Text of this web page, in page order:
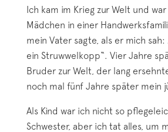
Ich kam im Krieg zur Welt und
Mädchen in einer
mein Vater sagte, als er mich sah:
ein Struwwelkopp“. Vier Jahre
Bruder zur Welt, der lang
noch mal fünf Jahre später mein
Als Kind war ich nicht so
Schwester, aber ich tat alles, um